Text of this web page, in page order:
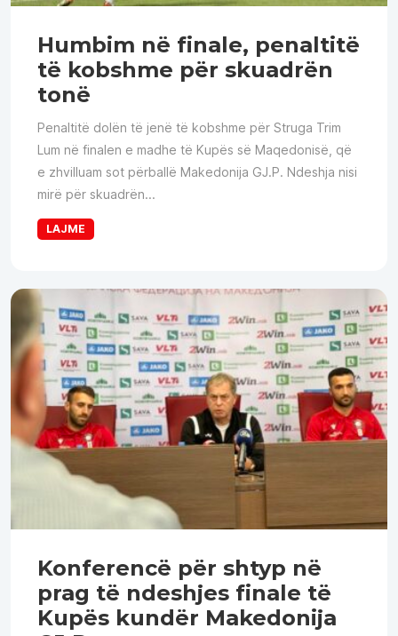
Humbim në finale, penaltitë
të kobshme për skuadrën
tonë
Penaltitë dolën të jenë të kobshme për Struga Trim
Lum në finalen e madhe të Kupës së Maqedonisë, që
e zhvilluam sot përballë Makedonija GJ.P. Ndeshja nisi
mirë për skuadrën...
LAJME
Konferencë për shtyp në
prag të ndeshjes finale të
Kupës kundër Makedonija